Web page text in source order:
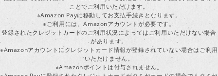
ことでご利用いただけます。
※Amazon Payに移動してお支払手続きとなります。
※ご利用には、Amazonアカウントが必要です。
登録されたクレジットカードのご利用状況によってはご利用いただけない場合
があります。
※Amazonアカウントにクレジットカード情報が登録されていない場合はご利用
いただけません。
※Amazonポイントは付与されません。